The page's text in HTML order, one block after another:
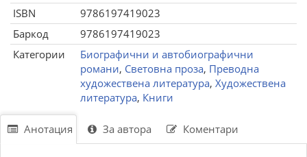
ISBN
9786197419023
Баркод
9786197419023
Категории
Биографични и автобиографични
романи, Световна проза, Преводна
художествена литература, Художествена
литература, Книги
Анотация За автора Коментари